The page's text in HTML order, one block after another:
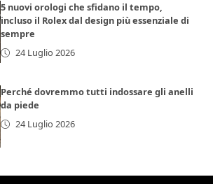
5 nuovi orologi che sfidano il tempo,
incluso il Rolex dal design più essenziale di
sempre
24 Luglio 2026
Perché dovremmo tutti indossare gli anelli
da piede
24 Luglio 2026